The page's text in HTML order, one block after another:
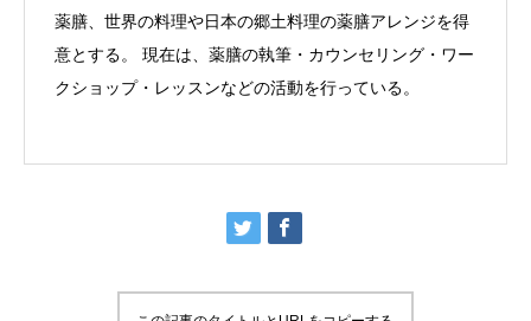
薬膳、世界の料理や日本の郷土料理の薬膳アレンジを得
意とする。 現在は、薬膳の執筆・カウンセリング・ワー
クショップ・レッスンなどの活動を行っている。